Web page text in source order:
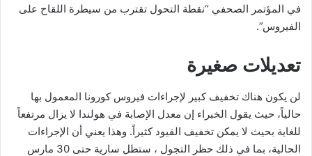
في المؤتمر الصحفي “نقطة التحول تقترب من سيطرة اللقاح على
الفيروس”.
تعديلات صغيرة
لن يكون هناك تخفيف كبير لإجراءات فيروس كورونا المعمول بها
حالياً، حيث يقول الخبراء إن معدل الإصابة في هولندا لا يزال مرتفعاً
للغاية بحيث لا يمكن تخفيف القيود كثيراً. وهذا يعني أن الإجراءات
الحالية، بما في ذلك حظر التجول ، ستظل سارية حتى 30 مارس